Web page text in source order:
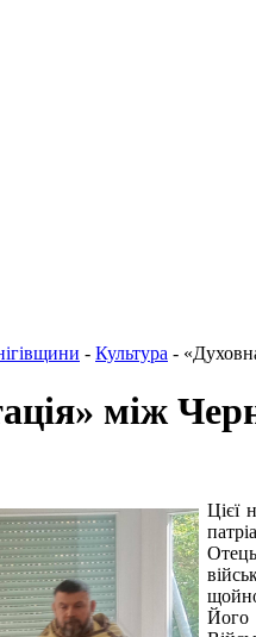
- Культура -
між
Цієї
Його